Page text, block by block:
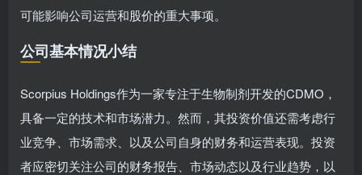
可能影响公司运营和股价的重大事项。
公司基本情况小结
Scorpius Holdings作为一家专注于生物制剂开发的CDMO，
具备一定的技术和市场潜力。然而，其投资价值还需考虑行
业竞争、市场需求、以及公司自身的财务和运营表现。投资
者应密切关注公司的财务报告、市场动态以及行业趋势，以